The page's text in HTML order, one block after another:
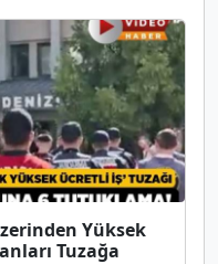
Yüksek
Tuzağa